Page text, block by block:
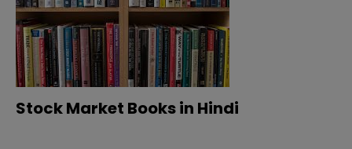
Stock Market Books in Hindi